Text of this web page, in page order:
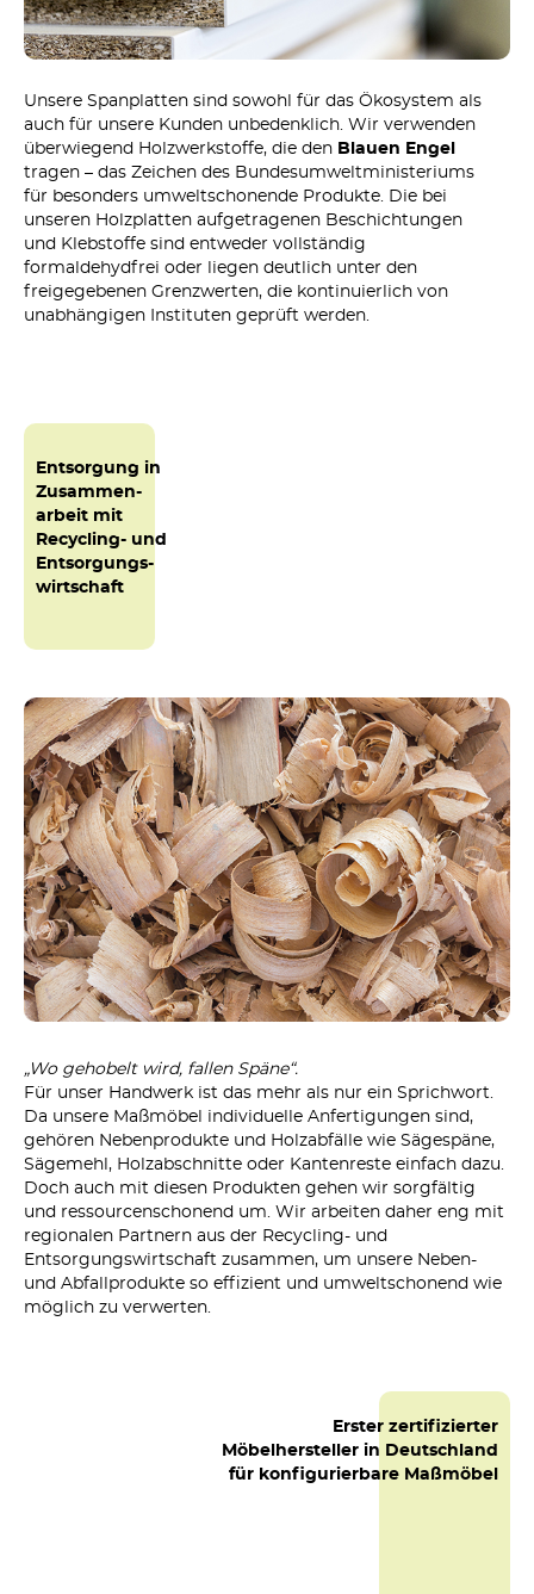
Unsere Spanplatten sind sowohl für das Ökosystem als
auch für unsere Kunden unbedenklich. Wir verwenden
überwiegend Holzwerkstoffe, die den Blauen Engel
tragen – das Zeichen des Bundesumweltministeriums
für besonders umweltschonende Produkte. Die bei
unseren Holzplatten aufgetragenen Beschichtungen
und Klebstoffe sind entweder vollständig
formaldehydfrei oder liegen deutlich unter den
freigegebenen Grenzwerten, die kontinuierlich von
unabhängigen Instituten geprüft werden.
Entsorgung in
Zusammen-
arbeit mit
Recycling- und
Entsorgungs-
wirtschaft
„Wo gehobelt wird, fallen Späne“.
Für unser Handwerk ist das mehr als nur ein Sprichwort.
Da unsere Maßmöbel individuelle Anfertigungen sind,
gehören Nebenprodukte und Holzabfälle wie Sägespäne,
Sägemehl, Holzabschnitte oder Kantenreste einfach dazu.
Doch auch mit diesen Produkten gehen wir sorgfältig
und ressourcenschonend um. Wir arbeiten daher eng mit
regionalen Partnern aus der Recycling- und
Entsorgungswirtschaft zusammen, um unsere Neben-
und Abfallprodukte so effizient und umweltschonend wie
möglich zu verwerten.
Erster zertifizierter
Möbelhersteller in Deutschland
für konfigurierbare Maßmöbel